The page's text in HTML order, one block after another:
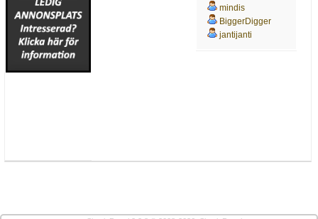
mindis
BiggerDigger
jantijanti